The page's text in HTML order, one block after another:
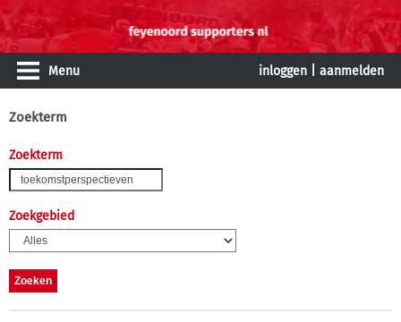
Menu inloggen aanmelden
Zoekterm
Zoekterm
Zoekgebied